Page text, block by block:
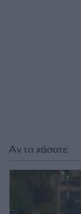
Αν τα χάσατε